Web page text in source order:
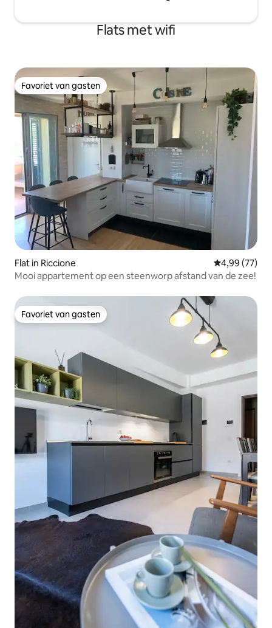
Flats met wifi
Favoriet van gasten
Favoriet van gasten
Flat in Riccione Gemiddelde
4,99 (77)
Mooi appartement op een steenworp afstand van de zee!
Favoriet van gasten
Favoriet van gasten